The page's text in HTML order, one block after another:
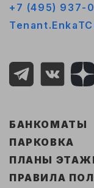
+7 (495) 937-
БАНКОМАТЫ
ПАРКОВКА
ПЛАНЫ
ПРАВИЛА